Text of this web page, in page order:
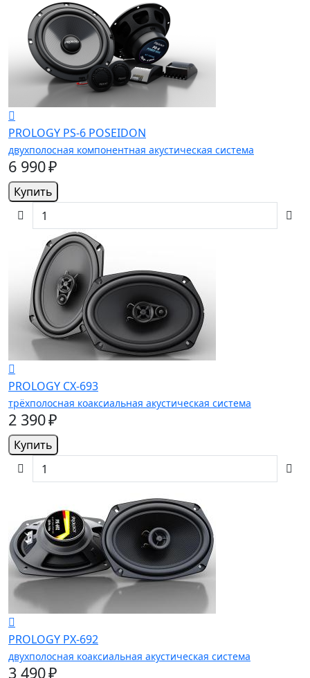
PROLOGY PS-6 POSEIDON
двухполосная компонентная акустическая система
6 990 ₽
Купить
PROLOGY CX-693
трёхполосная коаксиальная акустическая система
2 390 ₽
Купить
PROLOGY PX-692
двухполосная коаксиальная акустическая система
3 490 ₽